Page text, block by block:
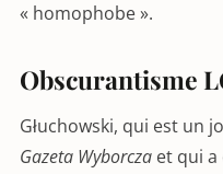
« homophobe ».
Obscurantisme
Głuchowski, qui est un
Gazeta Wyborcza et qui a